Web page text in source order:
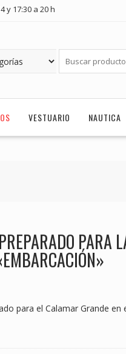
y 17:30 a 20 h
VESTUARIO NAUTICA
PARA
para el Calamar Grande en